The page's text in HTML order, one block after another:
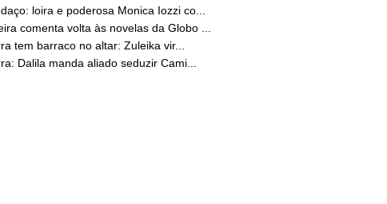
loira e poderosa Monica Iozzi co...
comenta volta às novelas da Globo ...
tem barraco no altar: Zuleika vir...
Dalila manda aliado seduzir Cami...